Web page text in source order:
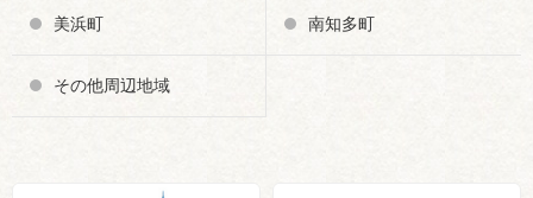
美浜町 南知多町
その他周辺地域